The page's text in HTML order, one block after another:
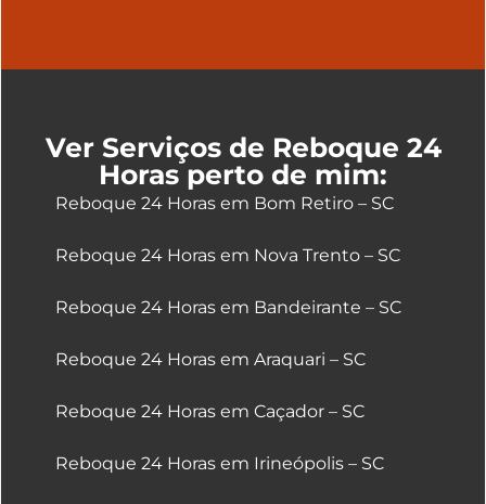
Ver Serviços de Reboque 24
Horas perto de mim:
Reboque 24 Horas em Bom Retiro – SC
Reboque 24 Horas em Nova Trento – SC
Reboque 24 Horas em Bandeirante – SC
Reboque 24 Horas em Araquari – SC
Reboque 24 Horas em Caçador – SC
Reboque 24 Horas em Irineópolis – SC